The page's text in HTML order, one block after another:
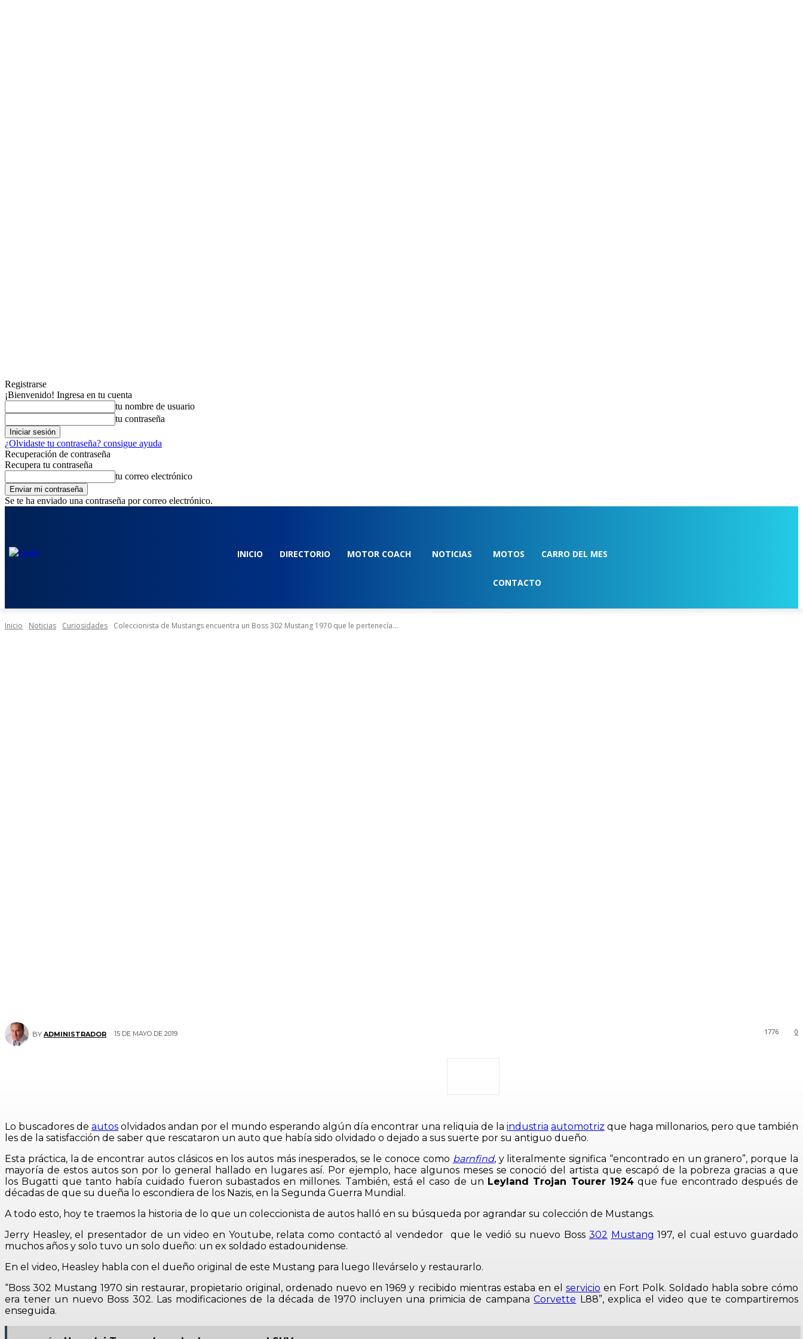
Registrarse
¡Bienvenido! Ingresa en tu cuenta
tu nombre de usuario
tu contraseña
¿Olvidaste tu contraseña? consigue ayuda
Recuperación de contraseña
Recupera tu contraseña
tu correo electrónico
Se te ha enviado una contraseña por correo electrónico.
INICIO DIRECTORIO MOTOR COACH NOTICIAS MOTOS CARRO DEL MES
CONTACTO
Inicio Noticias Curiosidades Coleccionista de Mustangs encuentra un Boss 302 Mustang 1970 que le pertenecía...
BY ADMINISTRADOR 15 DE MAYO DE 2019 0
1776
Lo buscadores de autos olvidados andan por el mundo esperando algún día encontrar una reliquia de la industria automotriz que haga millonarios, pero que también
les de la satisfacción de saber que rescataron un auto que había sido olvidado o dejado a sus suerte por su antiguo dueño.
Esta práctica, la de encontrar autos clásicos en los autos más inesperados, se le conoce como barnfind, y literalmente significa “encontrado en un granero”, porque la
mayoría de estos autos son por lo general hallado en lugares así. Por ejemplo, hace algunos meses se conoció del artista que escapó de la pobreza gracias a que
los Bugatti que tanto había cuidado fueron subastados en millones. También, está el caso de un Leyland Trojan Tourer 1924que fue encontrado después de
décadas de que su dueña lo escondiera de los Nazis, en la Segunda Guerra Mundial.
A todo esto, hoy te traemos la historia de lo que un coleccionista de autos halló en su búsqueda por agrandar su colección de Mustangs.
Jerry Heasley, el presentador de un video en Youtube, relata como contactó al vendedor que le vedió su nuevo Boss 302 Mustang 197, el cual estuvo guardado
muchos años y solo tuvo un solo dueño: un ex soldado estadounidense.
En el video, Heasley habla con el dueño original de este Mustang para luego llevárselo y restaurarlo.
“Boss 302 Mustang 1970 sin restaurar, propietario original, ordenado nuevo en 1969 y recibido mientras estaba en el servicio en Fort Polk. Soldado habla sobre cómo
era tener un nuevo Boss 302. Las modificaciones de la década de 1970 incluyen una primicia de campanaCorvette L88”, explica el video que te compartiremos
enseguida.